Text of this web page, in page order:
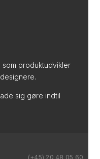
produktudvikler
sig gøre indtil
(+45) 20 48 05 60